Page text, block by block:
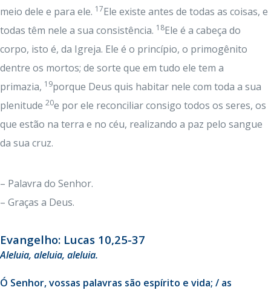
meio dele e para ele. 17Ele existe antes de todas as coisas, e
todas têm nele a sua consistência. 18Ele é a cabeça do
corpo, isto é, da Igreja. Ele é o princípio, o primogênito
dentre os mortos; de sorte que em tudo ele tem a
primazia, 19porque Deus quis habitar nele com toda a sua
plenitude 20e por ele reconciliar consigo todos os seres, os
que estão na terra e no céu, realizando a paz pelo sangue
da sua cruz.
– Palavra do Senhor.
– Graças a Deus.
Evangelho: Lucas 10,25-37
Aleluia, aleluia, aleluia.
Ó Senhor, vossas palavras são espírito e vida; / as